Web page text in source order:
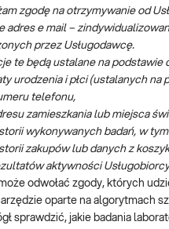
zgodę na otrzymywanie od
adres e mail –
przez Usługodawcę.
te będą ustalane na
urodzenia i płci (ustalanych
telefonu,
zamieszkania lub miejsca
wykonywanych badań, w
zakupów lub danych z
aktywności
odwołać zgody, których
oparte na algorytmach
sprawdzić, jakie badania